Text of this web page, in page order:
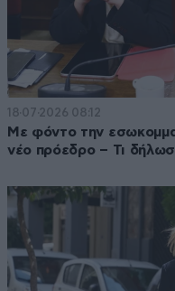
18·07·2026 08:12
Με φόντο την
νέο πρόεδρο – Τι